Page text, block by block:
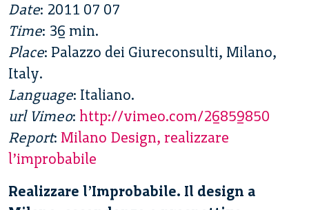
Date: 2011 07 07
Time: 36 min.
Place: Palazzo dei Giureconsulti, Milano,
Italy.
Language: Italiano.
url Vimeo: http://vimeo.com/26859850
Report: Milano Design, realizzare
l’improbabile
Realizzare l’Improbabile. Il design a